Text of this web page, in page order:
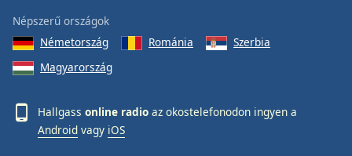
Népszerű országok
Németország
Románia
Szerbia
Magyarország
Hallgass online radio az okostelefonodon ingyen a
Android vagy iOS